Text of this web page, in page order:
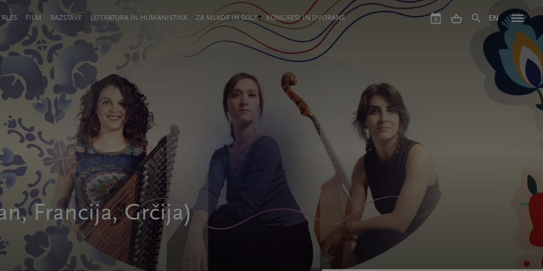
FILM RAZSTAVE LITERATURA IN HUMANISTIKA ZA MLADE IN ŠOLE KONGRESI IN DVORANE 6 EN
Francija, Grčija)